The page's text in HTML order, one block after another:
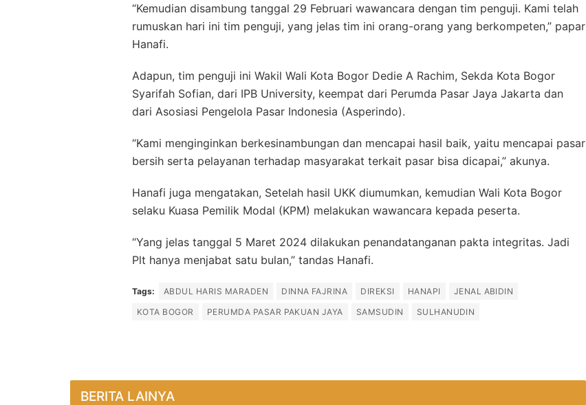
“Kemudian disambung tanggal 29 Februari wawancara dengan tim penguji. Kami telah
rumuskan hari ini tim penguji, yang jelas tim ini orang-orang yang berkompeten,” papar
Hanafi.
Adapun, tim penguji ini Wakil Wali Kota Bogor Dedie A Rachim, Sekda Kota Bogor
Syarifah Sofian, dari IPB University, keempat dari Perumda Pasar Jaya Jakarta dan
dari Asosiasi Pengelola Pasar Indonesia (Asperindo).
“Kami menginginkan berkesinambungan dan mencapai hasil baik, yaitu mencapai pasar
bersih serta pelayanan terhadap masyarakat terkait pasar bisa dicapai,” akunya.
Hanafi juga mengatakan, Setelah hasil UKK diumumkan, kemudian Wali Kota Bogor
selaku Kuasa Pemilik Modal (KPM) melakukan wawancara kepada peserta.
“Yang jelas tanggal 5 Maret 2024 dilakukan penandatanganan pakta integritas. Jadi
Plt hanya menjabat satu bulan,” tandas Hanafi.
Tags: ABDUL HARIS MARADEN DINNA FAJRINA DIREKSI HANAPI
JENAL ABIDIN
KOTA BOGOR
PERUMDA PASAR PAKUAN JAYA SAMSUDIN SULHANUDIN
BERITA LAINYA